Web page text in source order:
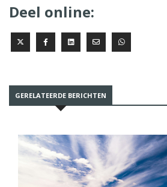
Deel online:
GERELATEERDE BERICHTEN